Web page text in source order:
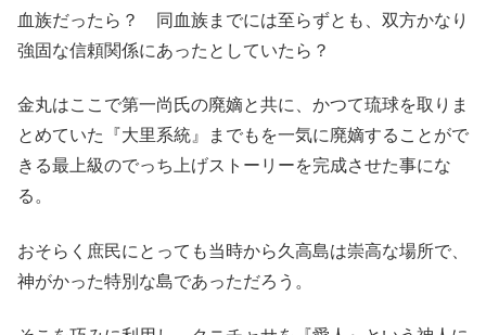
血族だったら？ 同血族までには至らずとも、双方かなり
強固な信頼関係にあったとしていたら？
金丸はここで第一尚氏の廃嫡と共に、かつて琉球を取りま
とめていた『大里系統』までもを一気に廃嫡することがで
きる最上級のでっち上げストーリーを完成させた事にな
る。
おそらく庶民にとっても当時から久高島は崇高な場所で、
神がかった特別な島であっただろう。